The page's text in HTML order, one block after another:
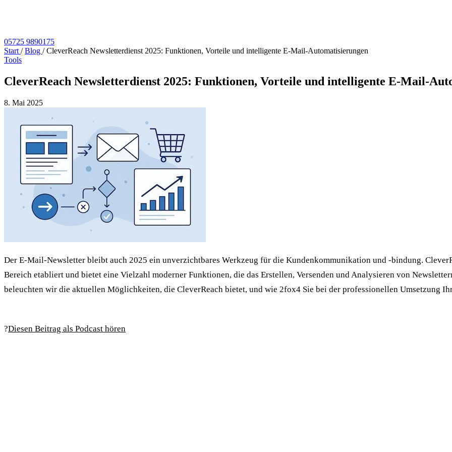
05725 9890175
Start / Blog / CleverReach Newsletterdienst 2025: Funktionen, Vorteile und intelligente E-Mail-Automatisierungen
Tools
CleverReach Newsletterdienst 2025: Funktionen, Vorteile und intelligente E-Mail-
8. Mai 2025
Der E-Mail-Newsletter bleibt auch 2025 ein unverzichtbares Werkzeug für die Kundenkommunikation und -bindung.
Bereich etabliert und bietet eine Vielzahl moderner Funktionen, die das Erstellen, Versenden und Analysieren von
beleuchten wir die aktuellen Möglichkeiten, die CleverReach bietet, und wie 2fox4 Sie bei der professionellen Umsetzung
?️Diesen Beitrag als Podcast hören